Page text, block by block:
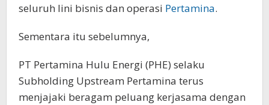
seluruh lini bisnis dan operasi Pertamina.
Sementara itu sebelumnya,
PT Pertamina Hulu Energi (PHE) selaku
Subholding Upstream Pertamina terus
menjajaki beragam peluang kerjasama dengan